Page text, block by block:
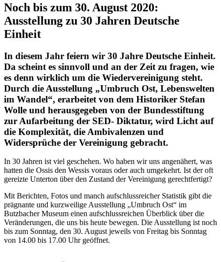
Noch bis zum 30. August 2020:
Ausstellung zu 30 Jahren Deutsche
Einheit
In diesem Jahr feiern wir 30 Jahre Deutsche Einheit.
Da scheint es sinnvoll und an der Zeit zu fragen, wie
es denn wirklich um die Wiedervereinigung steht.
Durch die Ausstellung „Umbruch Ost, Lebenswelten
im Wandel“, erarbeitet von dem Historiker Stefan
Wolle und herausgegeben von der Bundesstiftung
zur Aufarbeitung der SED- Diktatur, wird Licht auf
die Komplexität, die Ambivalenzen und
Widersprüche der Vereinigung gebracht.
In 30 Jahren ist viel geschehen. Wo haben wir uns angenähert, was
hatten die Ossis den Wessis voraus oder auch umgekehrt. Ist der oft
gereizte Unterton über den Zustand der Vereinigung gerechtfertigt?
Mit Berichten, Fotos und manch aufschlussreicher Statistik gibt die
prägnante und kurzweilige Ausstellung „Umbruch Ost“ im
Butzbacher Museum einen aufschlussreichen Überblick über die
Veränderungen, die uns bis heute bewegen. Die Ausstellung ist noch
bis zum Sonntag, den 30. August jeweils von Freitag bis Sonntag
von 14.00 bis 17.00 Uhr geöffnet.